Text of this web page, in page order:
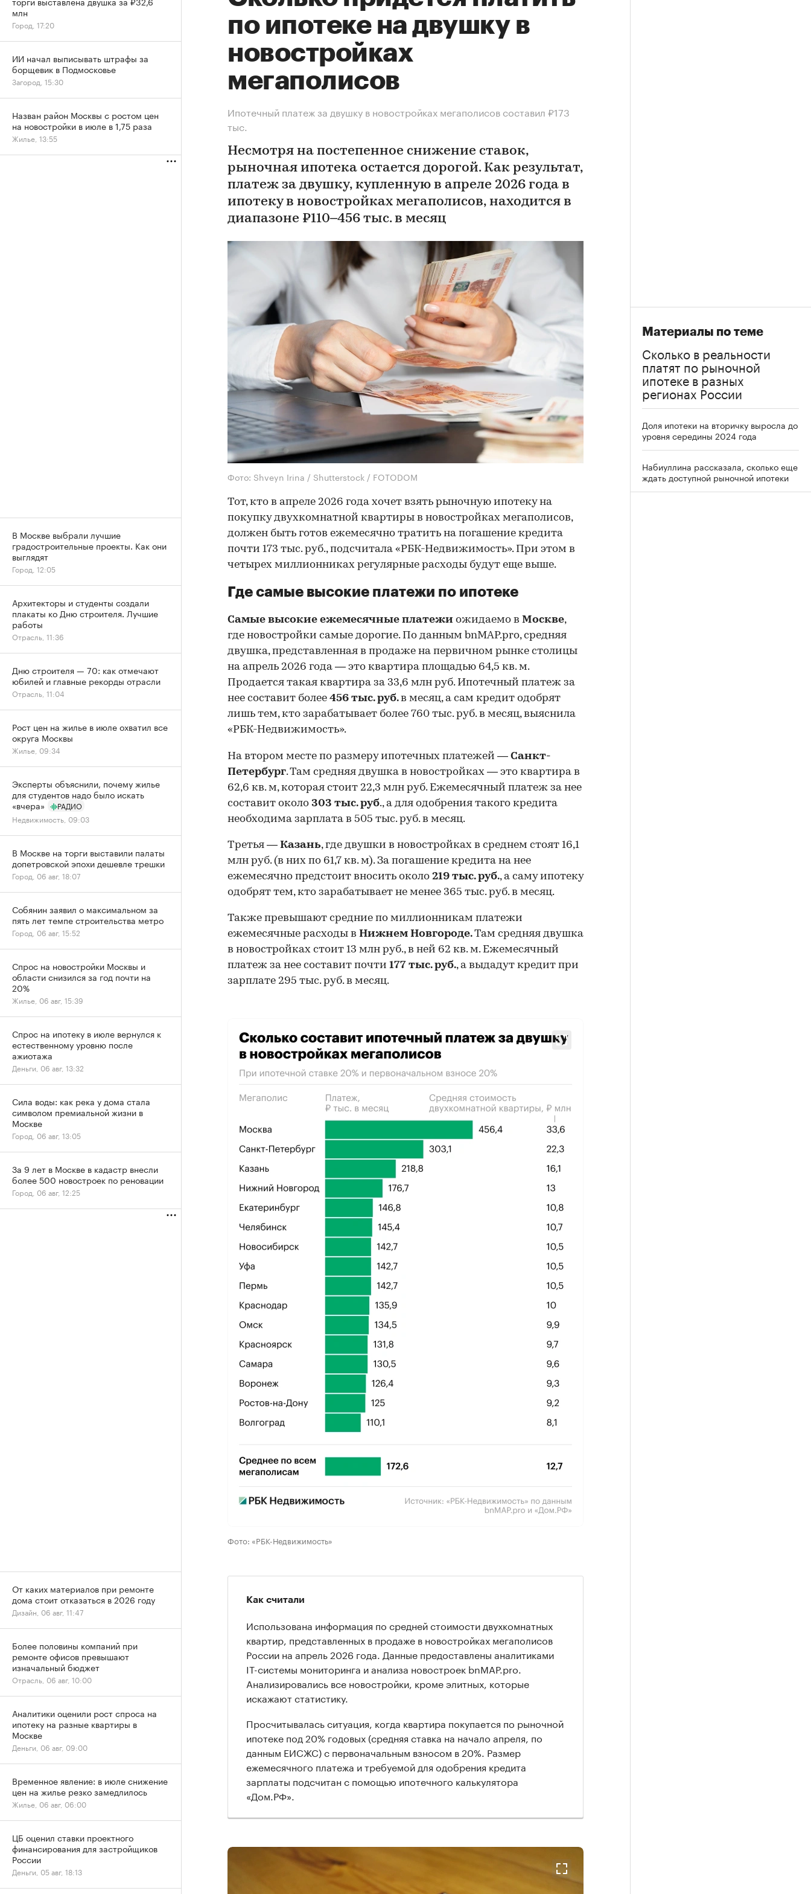
по ипотеке на двушку в
новостройках
мегаполисов
Ипотечный платеж за двушку в новостройках мегаполисов составил ₽173
тыс.
Несмотря на постепенное снижение ставок,
рыночная ипотека остается дорогой. Как результат,
платеж за двушку, купленную в апреле 2026 года в
ипотеку в новостройках мегаполисов, находится в
диапазоне ₽110–456 тыс. в месяц
Фото: Shveyn Irina / Shutterstock / FOTODOM
Тот, кто в апреле 2026 года хочет взять рыночную ипотеку на
покупку двухкомнатной квартиры в новостройках мегаполисов,
должен быть готов ежемесячно тратить на погашение кредита
почти 173 тыс. руб., подсчитала «РБК-Недвижимость». При этом в
четырех миллионниках регулярные расходы будут еще выше.
Где самые высокие платежи по ипотеке
Самые высокие ежемесячные платежи ожидаемо в Москве,
где новостройки самые дорогие. По данным bnMAP.pro, средняя
двушка, представленная в продаже на первичном рынке столицы
на апрель 2026 года — это квартира площадью 64,5 кв. м.
Продается такая квартира за 33,6 млн руб. Ипотечный платеж за
нее составит более 456 тыс. руб.в месяц, а сам кредит одобрят
лишь тем, кто зарабатывает более 760 тыс. руб. в месяц, выяснила
«РБК-Недвижимость».
00:00 / 00:00
На втором месте по размеру ипотечных платежей — Санкт-
Петербург. Там средняя двушка в новостройках — это квартира в
62,6 кв. м, которая стоит 22,3 млн руб. Ежемесячный платеж за нее
составит около 303 тыс. руб., а для одобрения такого кредита
необходима зарплата в 505 тыс. руб. в месяц.
Третья — Казань, где двушки в новостройках в среднем стоят 16,1
млн руб. (в них по 61,7 кв. м). За погашение кредита на нее
ежемесячно предстоит вносить около 219 тыс. руб., а саму ипотеку
одобрят тем, кто зарабатывает не менее 365 тыс. руб. в месяц.
Также превышают средние по миллионникам платежи
ежемесячные расходы в Нижнем Новгороде.Там средняя двушка
в новостройках стоит 13 млн руб., в ней 62 кв. м. Ежемесячный
платеж за нее составит почти 177 тыс. руб., а выдадут кредит при
зарплате 295 тыс. руб. в месяц.
Фото: «РБК-Недвижимость»
Как считали
Использована информация по средней стоимости двухкомнатных
квартир, представленных в продаже в новостройках мегаполисов
России на апрель 2026 года. Данные предоставлены аналитиками
IT-системы мониторинга и анализа новостроек bnMAP.pro.
Анализировались все новостройки, кроме элитных, которые
искажают статистику.
Просчитывалась ситуация, когда квартира покупается по рыночной
ипотеке под 20% годовых (средняя ставка на начало апреля, по
данным ЕИСЖС) с первоначальным взносом в 20%. Размер
ежемесячного платежа и требуемой для одобрения кредита
зарплаты подсчитан с помощью ипотечного калькулятора
«Дом.РФ».
Материалы по теме
Сколько в реальности
платят по рыночной
ипотеке в разных
регионах России
Доля ипотеки на вторичку выросла до
уровня середины 2024 года
Набиуллина рассказала, сколько еще
ждать доступной рыночной ипотеки
млн
Город, 17:20
ИИ начал выписывать штрафы за
борщевик в Подмосковье
Загород, 15:30
Назван район Москвы с ростом цен
на новостройки в июле в 1,75 раза
Жилье, 13:55
В Москве выбрали лучшие
градостроительные проекты. Как они
выглядят
Город, 12:05
Архитекторы и студенты создали
плакаты ко Дню строителя. Лучшие
работы
Отрасль, 11:36
Дню строителя — 70: как отмечают
юбилей и главные рекорды отрасли
Отрасль, 11:04
Рост цен на жилье в июле охватил все
округа Москвы
Жилье, 09:34
Эксперты объяснили, почему жилье
для студентов надо было искать
«вчера»
РАДИО
Недвижимость, 09:03
В Москве на торги выставили палаты
допетровской эпохи дешевле трешки
Город, 06 авг, 18:07
Собянин заявил о максимальном за
пять лет темпе строительства метро
Город, 06 авг, 15:52
Спрос на новостройки Москвы и
области снизился за год почти на
20%
Жилье, 06 авг, 15:39
Спрос на ипотеку в июле вернулся к
естественному уровню после
ажиотажа
Деньги, 06 авг, 13:32
Сила воды: как река у дома стала
символом премиальной жизни в
Москве
Город, 06 авг, 13:05
За 9 лет в Москве в кадастр внесли
более 500 новостроек по реновации
Город, 06 авг, 12:25
От каких материалов при ремонте
дома стоит отказаться в 2026 году
Дизайн, 06 авг, 11:47
Более половины компаний при
ремонте офисов превышают
изначальный бюджет
Отрасль, 06 авг, 10:00
Аналитики оценили рост спроса на
ипотеку на разные квартиры в
Москве
Деньги, 06 авг, 09:00
Временное явление: в июле снижение
цен на жилье резко замедлилось
Жилье, 06 авг, 06:00
ЦБ оценил ставки проектного
финансирования для застройщиков
России
Деньги, 05 авг, 18:13